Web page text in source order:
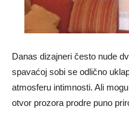
Danas dizajneri često nude
spavaćoj sobi se odlično
atmosferu intimnosti. Ali
otvor prozora prodre puno